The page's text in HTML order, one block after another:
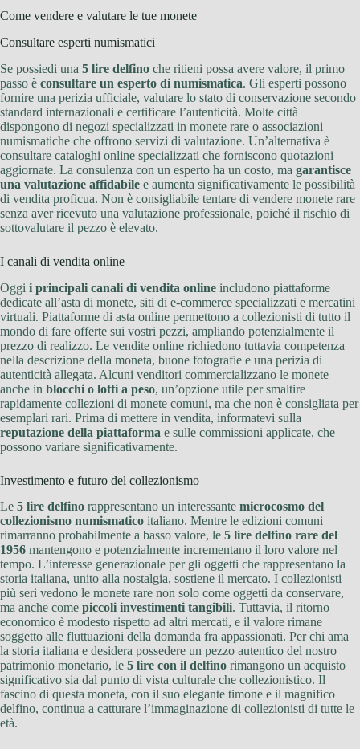
Come vendere e valutare le tue monete
Consultare esperti numismatici
Se possiedi una 5 lire delfino che ritieni possa avere valore, il primo
passo è consultare un esperto di numismatica. Gli esperti possono
fornire una perizia ufficiale, valutare lo stato di conservazione secondo
standard internazionali e certificare l’autenticità. Molte città
dispongono di negozi specializzati in monete rare o associazioni
numismatiche che offrono servizi di valutazione. Un’alternativa è
consultare cataloghi online specializzati che forniscono quotazioni
aggiornate. La consulenza con un esperto ha un costo, ma garantisce
una valutazione affidabile e aumenta significativamente le possibilità
di vendita proficua. Non è consigliabile tentare di vendere monete rare
senza aver ricevuto una valutazione professionale, poiché il rischio di
sottovalutare il pezzo è elevato.
I canali di vendita online
Oggi i principali canali di vendita online includono piattaforme
dedicate all’asta di monete, siti di e-commerce specializzati e mercatini
virtuali. Piattaforme di asta online permettono a collezionisti di tutto il
mondo di fare offerte sui vostri pezzi, ampliando potenzialmente il
prezzo di realizzo. Le vendite online richiedono tuttavia competenza
nella descrizione della moneta, buone fotografie e una perizia di
autenticità allegata. Alcuni venditori commercializzano le monete
anche in blocchi o lotti a peso, un’opzione utile per smaltire
rapidamente collezioni di monete comuni, ma che non è consigliata per
esemplari rari. Prima di mettere in vendita, informatevi sulla
reputazione della piattaforma e sulle commissioni applicate, che
possono variare significativamente.
Investimento e futuro del collezionismo
Le 5 lire delfino rappresentano un interessante microcosmo del
collezionismo numismatico italiano. Mentre le edizioni comuni
rimarranno probabilmente a basso valore, le 5 lire delfino rare del
1956 mantengono e potenzialmente incrementano il loro valore nel
tempo. L’interesse generazionale per gli oggetti che rappresentano la
storia italiana, unito alla nostalgia, sostiene il mercato. I collezionisti
più seri vedono le monete rare non solo come oggetti da conservare,
ma anche come piccoli investimenti tangibili. Tuttavia, il ritorno
economico è modesto rispetto ad altri mercati, e il valore rimane
soggetto alle fluttuazioni della domanda fra appassionati. Per chi ama
la storia italiana e desidera possedere un pezzo autentico del nostro
patrimonio monetario, le 5 lire con il delfino rimangono un acquisto
significativo sia dal punto di vista culturale che collezionistico. Il
fascino di questa moneta, con il suo elegante timone e il magnifico
delfino, continua a catturare l’immaginazione di collezionisti di tutte le
età.